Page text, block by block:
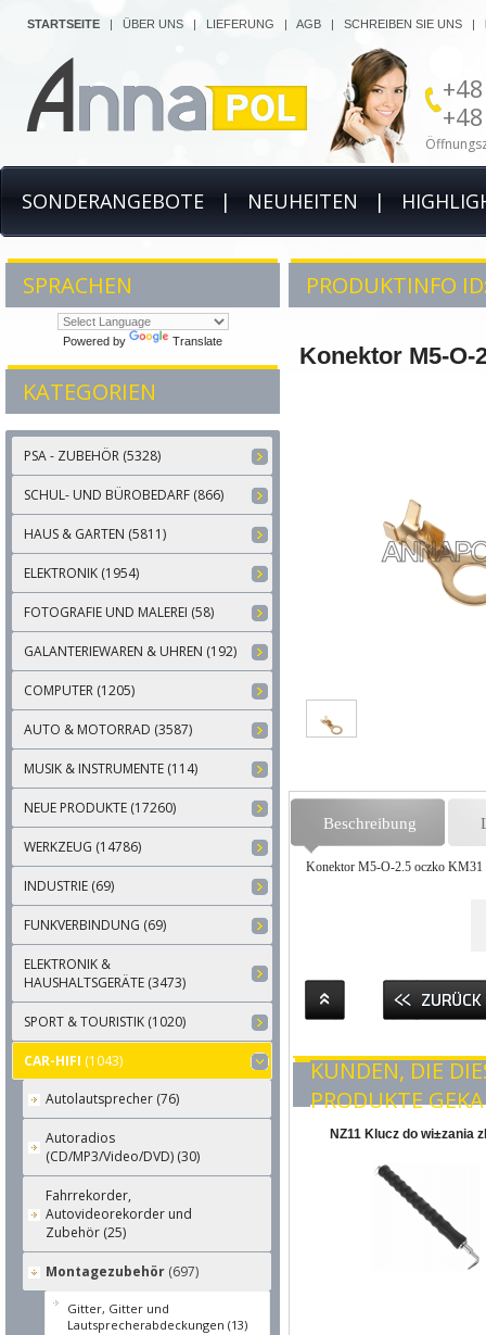
STARTSEITE | ÜBER UNS | LIEFERUNG | AGB | SCHREIBEN SIE UNS |
SONDERANGEBOTE | NEUHEITEN |
SPRACHEN
Powered by Translate
KATEGORIEN
PSA - ZUBEHÖR (5328)
SCHUL- UND BÜROBEDARF (866)
HAUS & GARTEN (5811)
ELEKTRONIK (1954)
FOTOGRAFIE UND MALEREI (58)
GALANTERIEWAREN & UHREN (192)
COMPUTER (1205)
AUTO & MOTORRAD (3587)
MUSIK & INSTRUMENTE (114)
NEUE PRODUKTE (17260)
WERKZEUG (14786)
INDUSTRIE (69)
FUNKVERBINDUNG (69)
ELEKTRONIK &
HAUSHALTSGERÄTE (3473)
SPORT & TOURISTIK (1020)
CAR-HIFI (1043)
Autolautsprecher (76)
Autoradios
(CD/MP3/Video/DVD) (30)
Fahrrekorder,
Autovideorekorder und
Zubehör (25)
Montagezubehör (697)
Gitter, Gitter und
Lautsprecherabdeckungen (13)
PRODUKTINFO
Konektor M5-O-
Beschreibung
Konektor M5-O-2.5 oczko KM31
KUNDEN, DIE
PRODUKTE
NZ11 Klucz do wi±zania